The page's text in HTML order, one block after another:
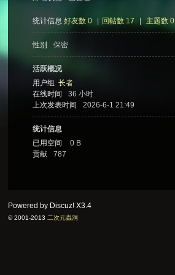
统计信息 好友数 0 回帖数 17 主题数 0
性别 保密
活跃概况
用户组长者
在线时间
36 小时
上次发表时间
2026-6-1 21:49
统计信息
已用空间
0 B
贡献
787
Powered by Discuz!X3.4
© 2001-2013 二次元蟲洞